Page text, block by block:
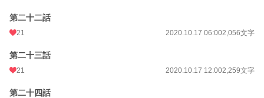
第二十二話
21 2020.10.17 06:002,056文字
第二十三話
21 2020.10.17 12:002,259文字
第二十四話